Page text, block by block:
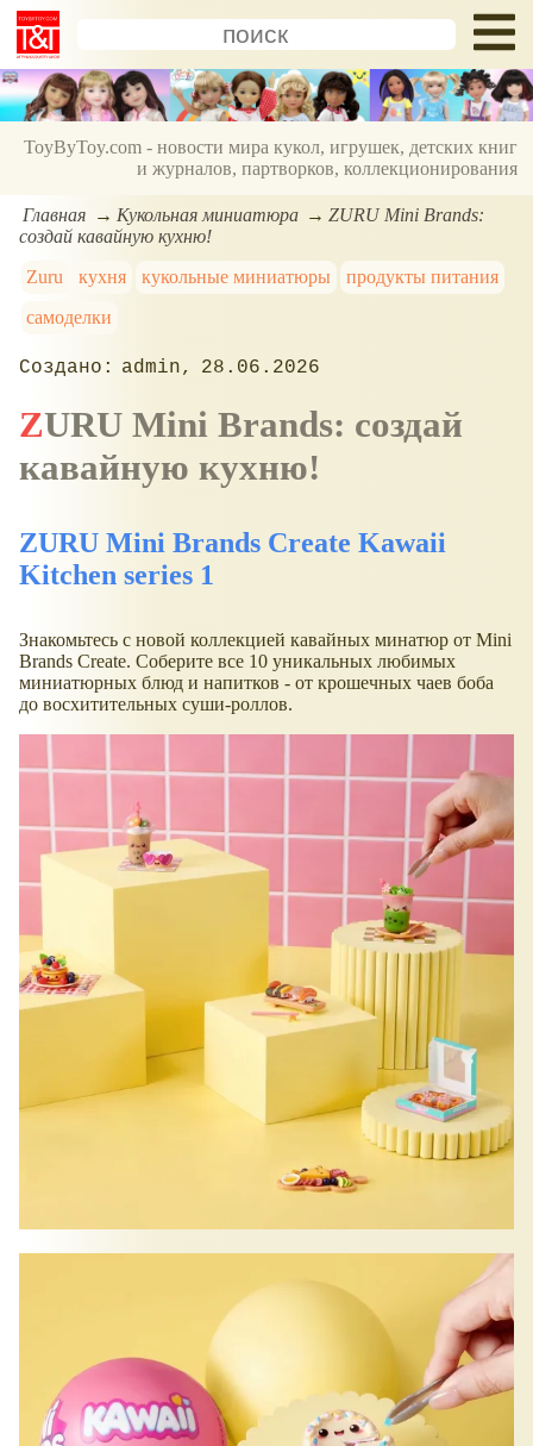
ToyByToy.com - новости мира кукол, игрушек, детских книг
и журналов, партворков, коллекционирования
Главная Кукольная миниатюра
ZURU Mini Brands:
создай кавайную кухню!
Zuru
кухня кукольные миниатюры
продукты питания
самоделки
admin 28.06.2026
ZURU Mini Brands: создай
кавайную кухню!
ZURU Mini Brands Create Kawaii
Kitchen series 1
Знакомьтесь с новой коллекцией кавайных минатюр от Mini
Brands Create. Соберите все 10 уникальных любимых
миниатюрных блюд и напитков - от крошечных чаев боба
до восхитительных суши-роллов.